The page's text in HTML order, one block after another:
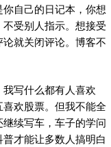
自己的日记本，你想
受别人指示。想接受
就关闭评论。博客不
写什么都有人喜欢
欢股票。但我不能全
续写车，车子的学问
才能让多数人搞明白